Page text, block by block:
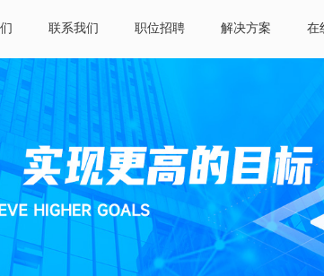
联系我们 职位招聘 解决方案 在